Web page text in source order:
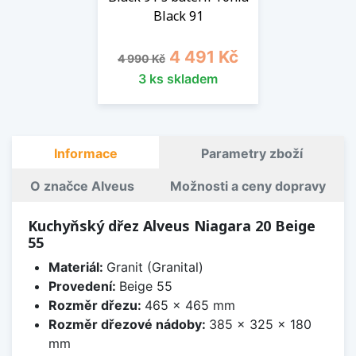
Black 91
Běžná cena
4 990 Kč Cena
4 491 Kč
3 ks skladem
Informace Parametry zboží
O značce Alveus Možnosti a ceny dopravy
Kuchyňský dřez Alveus Niagara 20 Beige
55
Materiál: Granit (Granital)
Provedení: Beige 55
Rozměr dřezu: 465 x 465 mm
Rozměr dřezové nádoby: 385 x 325 x 180
mm